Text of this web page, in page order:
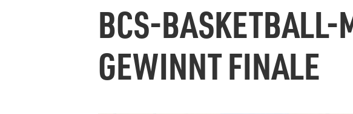
BCS-BASKETBALL-
GEWINNT FINALE